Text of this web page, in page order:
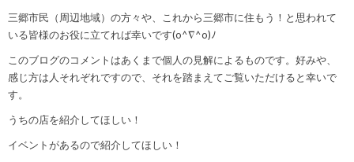
三郷市民（周辺地域）の方々や、これから三郷市に住もう！と思われて
いる皆様のお役に立てれば幸いです(o^∇^o)ﾉ
このブログのコメントはあくまで個人の見解によるものです。好みや、
感じ方は人それぞれですので、それを踏まえてご覧いただけると幸いで
す。
うちの店を紹介してほしい！
イベントがあるので紹介してほしい！